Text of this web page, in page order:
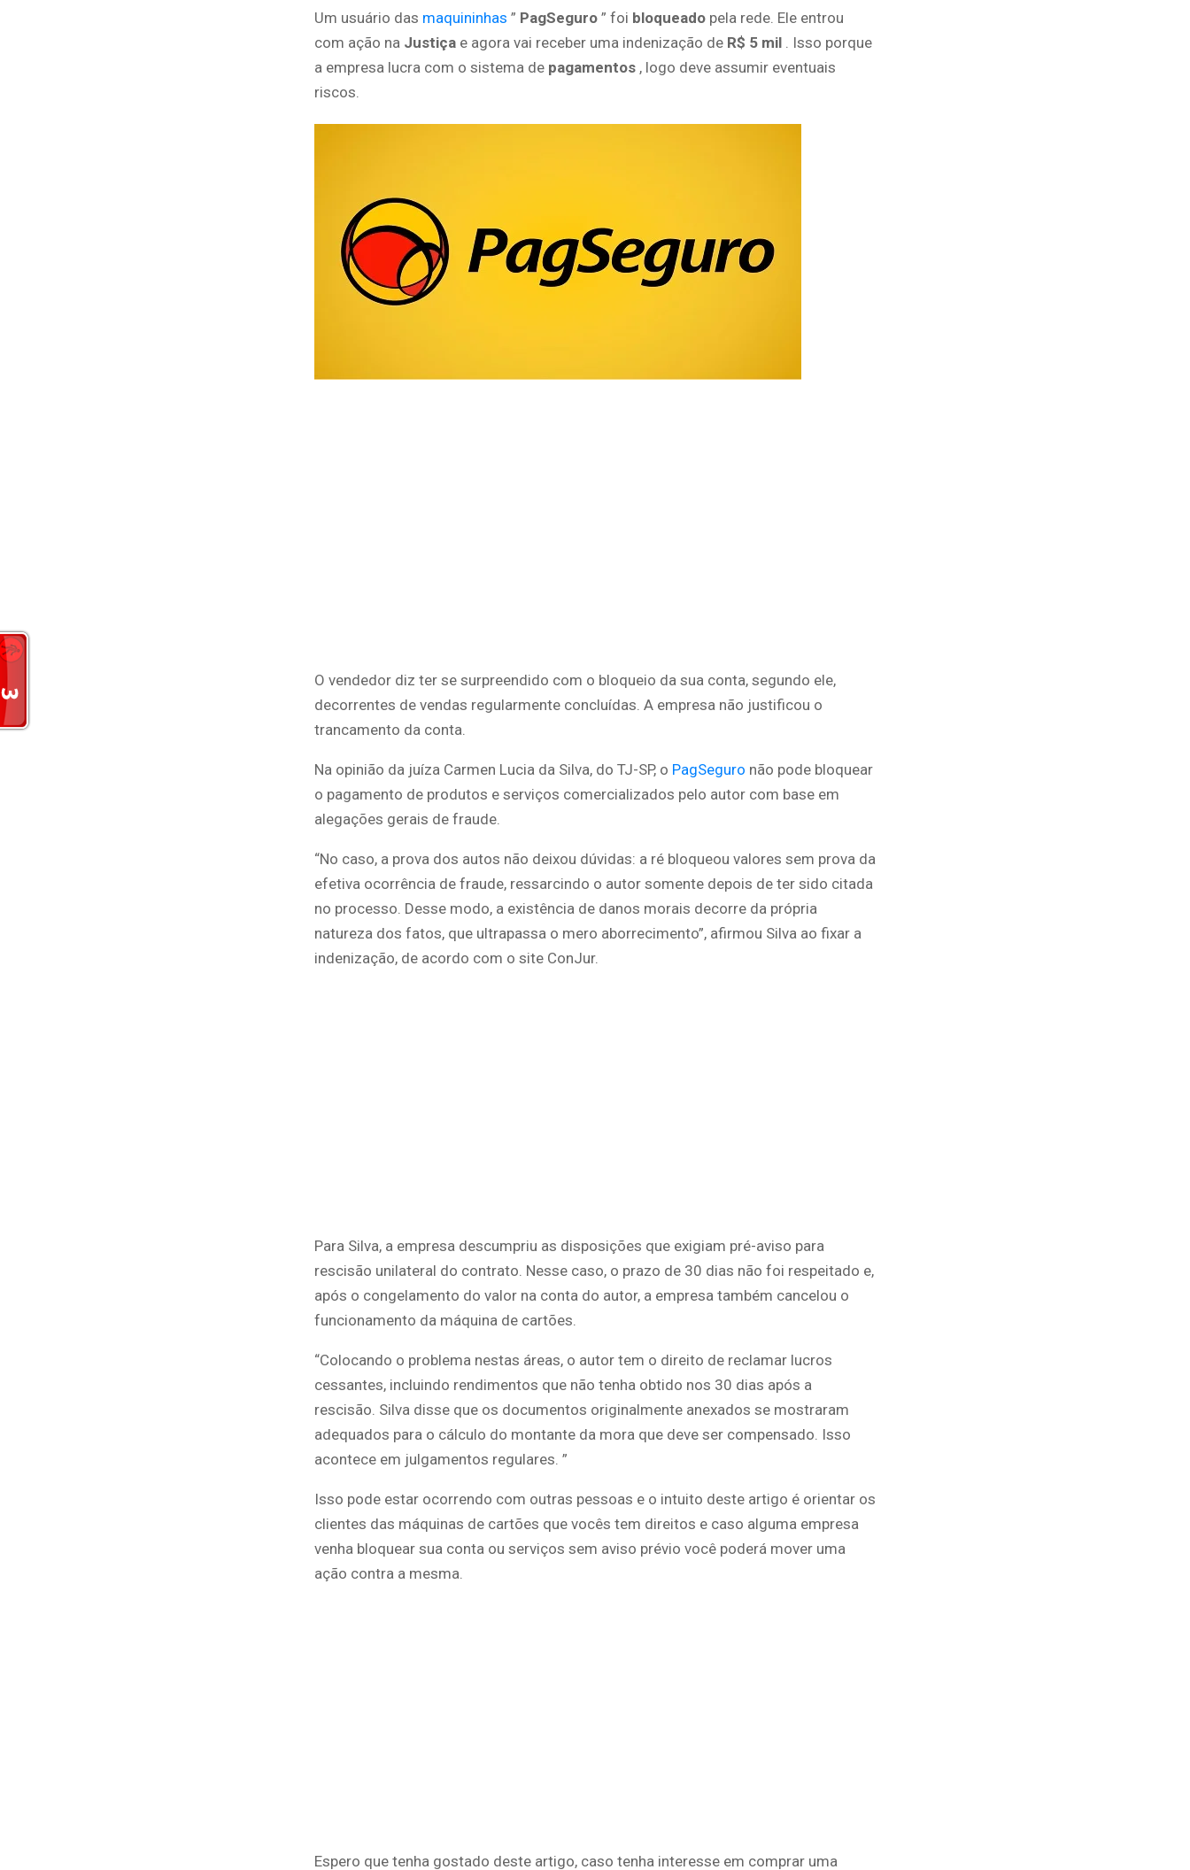
Um usuário das maquininhas ” PagSeguro ” foi bloqueado pela rede. Ele entrou
com ação na Justiça e agora vai receber uma indenização de R$ 5 mil . Isso porque
a empresa lucra com o sistema de pagamentos , logo deve assumir eventuais
riscos.
O vendedor diz ter se surpreendido com o bloqueio da sua conta, segundo ele,
decorrentes de vendas regularmente concluídas. A empresa não justificou o
trancamento da conta.
Na opinião da juíza Carmen Lucia da Silva, do TJ-SP, o PagSeguro não pode bloquear
o pagamento de produtos e serviços comercializados pelo autor com base em
alegações gerais de fraude.
“No caso, a prova dos autos não deixou dúvidas: a ré bloqueou valores sem prova da
efetiva ocorrência de fraude, ressarcindo o autor somente depois de ter sido citada
no processo. Desse modo, a existência de danos morais decorre da própria
natureza dos fatos, que ultrapassa o mero aborrecimento”, afirmou Silva ao fixar a
indenização, de acordo com o site ConJur.
Para Silva, a empresa descumpriu as disposições que exigiam pré-aviso para
rescisão unilateral do contrato. Nesse caso, o prazo de 30 dias não foi respeitado e,
após o congelamento do valor na conta do autor, a empresa também cancelou o
funcionamento da máquina de cartões.
“Colocando o problema nestas áreas, o autor tem o direito de reclamar lucros
cessantes, incluindo rendimentos que não tenha obtido nos 30 dias após a
rescisão. Silva disse que os documentos originalmente anexados se mostraram
adequados para o cálculo do montante da mora que deve ser compensado. Isso
acontece em julgamentos regulares. ”
Isso pode estar ocorrendo com outras pessoas e o intuito deste artigo é orientar os
clientes das máquinas de cartões que vocês tem direitos e caso alguma empresa
venha bloquear sua conta ou serviços sem aviso prévio você poderá mover uma
ação contra a mesma.
Espero que tenha gostado deste artigo, caso tenha interesse em comprar uma